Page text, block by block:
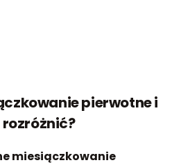
pierwotne i
miesiączkowanie